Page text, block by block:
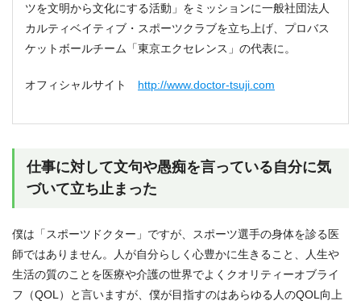
ツを文明から文化にする活動」をミッションに一般社団法人
カルティベイティブ・スポーツクラブを立ち上げ、プロバス
ケットボールチーム「東京エクセレンス」の代表に。
オフィシャルサイト http://www.doctor-tsuji.com
仕事に対して文句や愚痴を言っている自分に気
づいて立ち止まった
僕は「スポーツドクター」ですが、スポーツ選手の身体を診る医
師ではありません。人が自分らしく心豊かに生きること、人生や
生活の質のことを医療や介護の世界でよくクオリティーオブライ
フ（QOL）と言いますが、僕が目指すのはあらゆる人のQOL向上